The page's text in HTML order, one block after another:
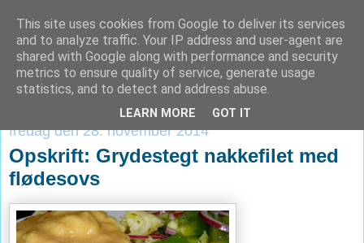
Verden ifølge Krog
fredag den 28. november 2014
Opskrift: Grydestegt nakkefilet med
flødesovs
This site uses cookies from Google to deliver its services
and to analyze traffic. Your IP address and user-agent are
shared with Google along with performance and security
metrics to ensure quality of service, generate usage
statistics, and to detect and address abuse.
LEARN MORE GOT IT